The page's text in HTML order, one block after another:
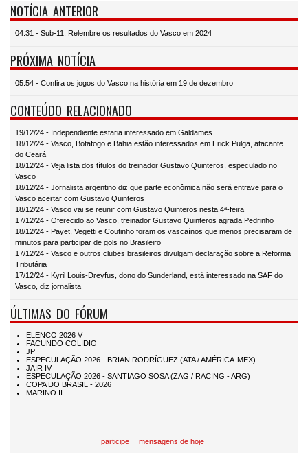
NOTÍCIA ANTERIOR
04:31 - Sub-11: Relembre os resultados do Vasco em 2024
PRÓXIMA NOTÍCIA
05:54 - Confira os jogos do Vasco na história em 19 de dezembro
CONTEÚDO RELACIONADO
19/12/24 - Independiente estaria interessado em Galdames
18/12/24 - Vasco, Botafogo e Bahia estão interessados em Erick Pulga, atacante
do Ceará
18/12/24 - Veja lista dos títulos do treinador Gustavo Quinteros, especulado no
Vasco
18/12/24 - Jornalista argentino diz que parte econômica não será entrave para o
Vasco acertar com Gustavo Quinteros
18/12/24 - Vasco vai se reunir com Gustavo Quinteros nesta 4ª-feira
17/12/24 - Oferecido ao Vasco, treinador Gustavo Quinteros agrada Pedrinho
18/12/24 - Payet, Vegetti e Coutinho foram os vascaínos que menos precisaram de
minutos para participar de gols no Brasileiro
17/12/24 - Vasco e outros clubes brasileiros divulgam declaração sobre a Reforma
Tributária
17/12/24 - Kyril Louis-Dreyfus, dono do Sunderland, está interessado na SAF do
Vasco, diz jornalista
ÚLTIMAS DO FÓRUM
participe mensagens de hoje